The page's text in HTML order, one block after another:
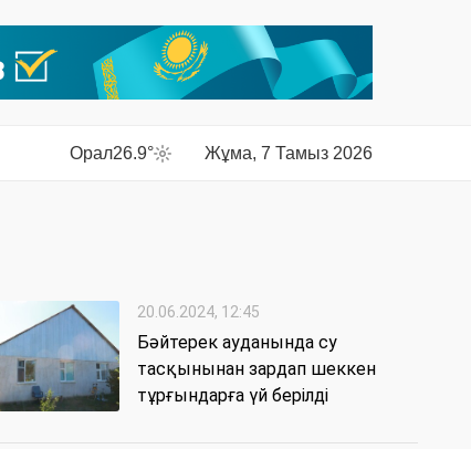
Орал26.9° Жұма, 7 Тамыз 2026
20.06.2024, 12:45
Бәйтерек ауданында су
тасқынынан зардап шеккен
тұрғындарға үй берілді